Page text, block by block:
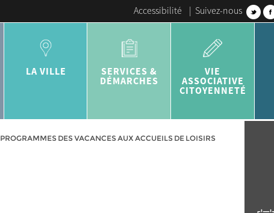
Accessibilité | Suivez-nous
LA VILLE
SERVICES &
DÉMARCHES
VIE
ASSOCIATIVE
CITOYENNETÉ
PROGRAMMES DES VACANCES AUX ACCUEILS DE LOISIRS